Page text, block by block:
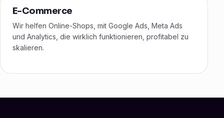
E-Commerce
Wir helfen Online-Shops, mit Google Ads, Meta Ads
und Analytics, die wirklich funktionieren, profitabel zu
skalieren.